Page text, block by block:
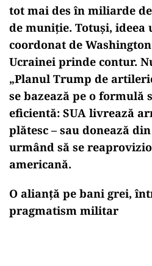
tot mai des în miliarde
de muniție. Totuși, ideea
coordonat de
Ucrainei prinde contur.
„Planul Trump de
se bazează pe o formulă
eficientă: SUA livrează
plătesc – sau donează
urmând să se
americană.
O alianță pe bani grei,
pragmatism militar